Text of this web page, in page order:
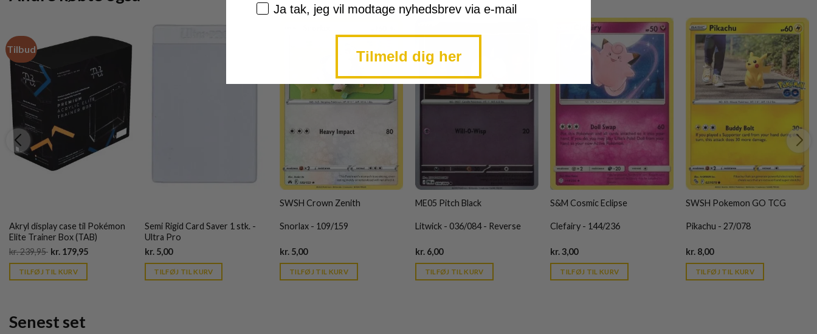
Tilbud
Akryl display case til Pokémon
Elite Trainer Box (TAB)
kr.239,95 Original
was:
kr. 239,95.
kr. 179,95Current
TILFØJ TIL KURV
Semi Rigid Card Saver 1 stk. -
Ultra Pro
kr.5,00Current
is:
kr. 39,95.
TILFØJ TIL KURV
SWSH Crown Zenith
Snorlax - 109/159
kr. 5,00Current
is:
kr. 39,95.
TILFØJ TIL KURV
ME05 Pitch Black
Litwick - 036/084 - Reverse
kr.6,00Current
is:
kr. 39,95.
TILFØJ TIL KURV
S&M Cosmic Eclipse
Clefairy - 144/236
kr.3,00Current
is:
kr. 39,95.
TILFØJ TIL KURV
SWSH Pokemon GO TCG
Pikachu - 27/078
kr.8,00Current
is:
kr. 39,95.
TILFØJ TIL KURV
Senest set
Samtykke
Ja tak, jeg vil modtage nyhedsbrev via e-mail
Tilmeld dig her